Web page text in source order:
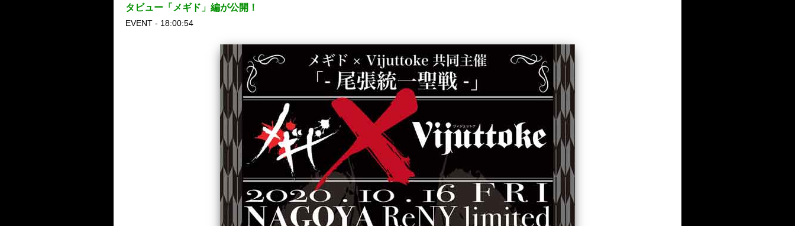
タビュー「メギド」編が公開！
EVENT - 18:00:54